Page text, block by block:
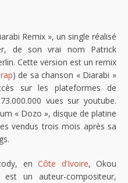
Remix », un single réalisé
de son vrai nom Patrick
Cette version est un remix
) de sa chanson « Diarabi »
sur les plateformes de
vues sur youtube.
« Dozo », disque de platine
vendus trois mois après sa
enCôte d’Ivoire, Okou
est un auteur-compositeur,